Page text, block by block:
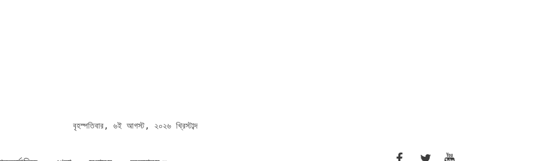
বৃহস্পতিবার, ৬ই আগস্ট, ২০২৬ খ্রিস্টাব্দ